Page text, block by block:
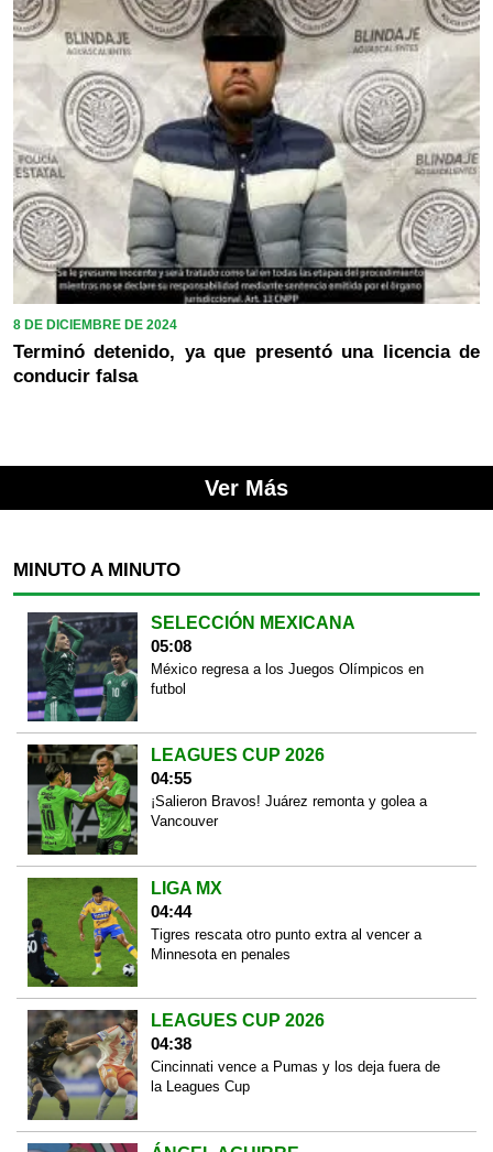
8 DE DICIEMBRE DE 2024
Terminó detenido, ya que presentó una licencia de
conducir falsa
Ver Más
MINUTO A MINUTO
SELECCIÓN MEXICANA
05:08
México regresa a los Juegos Olímpicos en
futbol
LEAGUES CUP 2026
04:55
¡Salieron Bravos! Juárez remonta y golea a
Vancouver
LIGA MX
04:44
Tigres rescata otro punto extra al vencer a
Minnesota en penales
LEAGUES CUP 2026
04:38
Cincinnati vence a Pumas y los deja fuera de
la Leagues Cup